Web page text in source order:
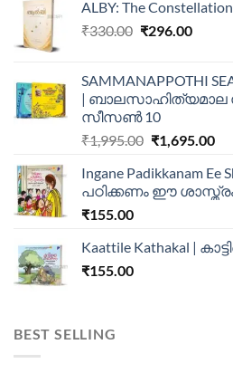
ALBY: The
₹330.00 ₹296.00
SAMMANAPPOTHI
| ബാലസാഹിത്യമാല
സീസൺ 10
₹1,995.00 ₹1,695.00
Ingane Padikkanam
പഠിക്കണം ഈ
₹155.00
Kaattile Kathakal |
₹155.00
BEST SELLING